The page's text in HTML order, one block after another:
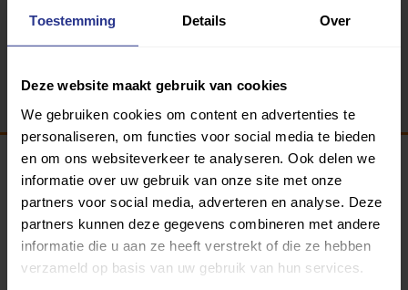
Toestemming Details Over
Deze website maakt gebruik van cookies
We gebruiken cookies om content en advertenties te
personaliseren, om functies voor social media te bieden
en om ons websiteverkeer te analyseren. Ook delen we
informatie over uw gebruik van onze site met onze
partners voor social media, adverteren en analyse. Deze
partners kunnen deze gegevens combineren met andere
informatie die u aan ze heeft verstrekt of die ze hebben
verzameld op basis van uw gebruik van hun services.
Programma van:
340 gemeenten